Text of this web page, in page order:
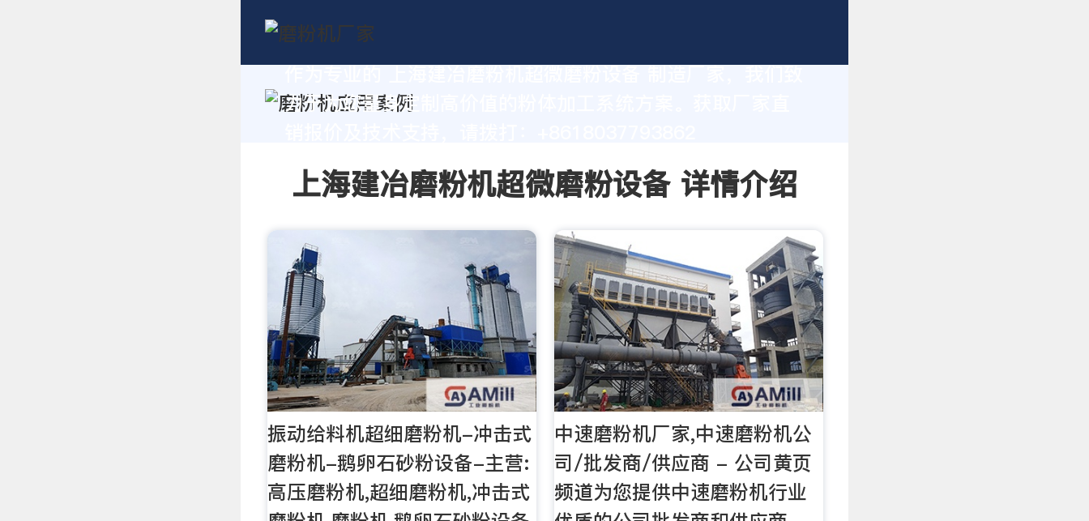
力于为您量身定制高价值的粉体加工系统方案。获取厂家直
上海建冶磨粉机超微磨粉设备 详情介绍
振动给料机超细磨粉机-冲击式
磨粉机-鹅卵石砂粉设备-主营:
高压磨粉机,超细磨粉机,冲击式
中速磨粉机厂家,中速磨粉机公
司/批发商/供应商 - 公司黄页
频道为您提供中速磨粉机行业